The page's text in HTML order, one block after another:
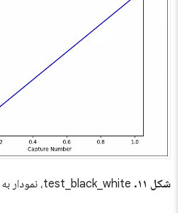
شکل ۱۱. test_black_white، نمودار به معنی مثال است.